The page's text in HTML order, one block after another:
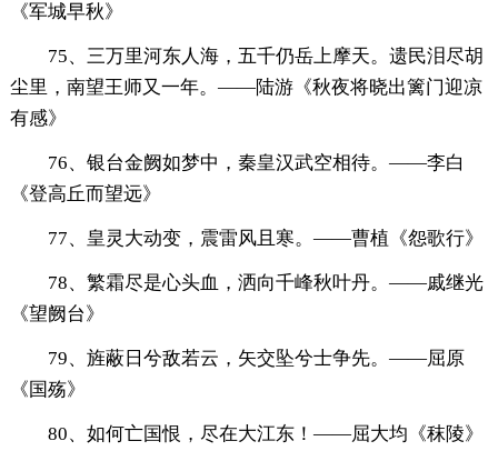
《军城早秋》
75、三万里河东人海，五千仍岳上摩天。遗民泪尽胡
尘里，南望王师又一年。——陆游《秋夜将晓出篱门迎凉
有感》
76、银台金阙如梦中，秦皇汉武空相待。——李白
《登高丘而望远》
77、皇灵大动变，震雷风且寒。——曹植《怨歌行》
78、繁霜尽是心头血，洒向千峰秋叶丹。——戚继光
《望阙台》
79、旌蔽日兮敌若云，矢交坠兮士争先。——屈原
《国殇》
80、如何亡国恨，尽在大江东！——屈大均《秣陵》